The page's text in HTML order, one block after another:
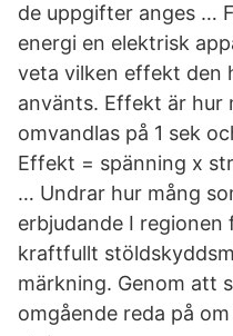
de uppgifter anges …
energi en elektrisk
veta vilken effekt den
använts. Effekt är hur
omvandlas på 1 sek
Effekt = spänning x
… Undrar hur mång
erbjudande I
kraftfullt
märkning. Genom att
omgående reda på